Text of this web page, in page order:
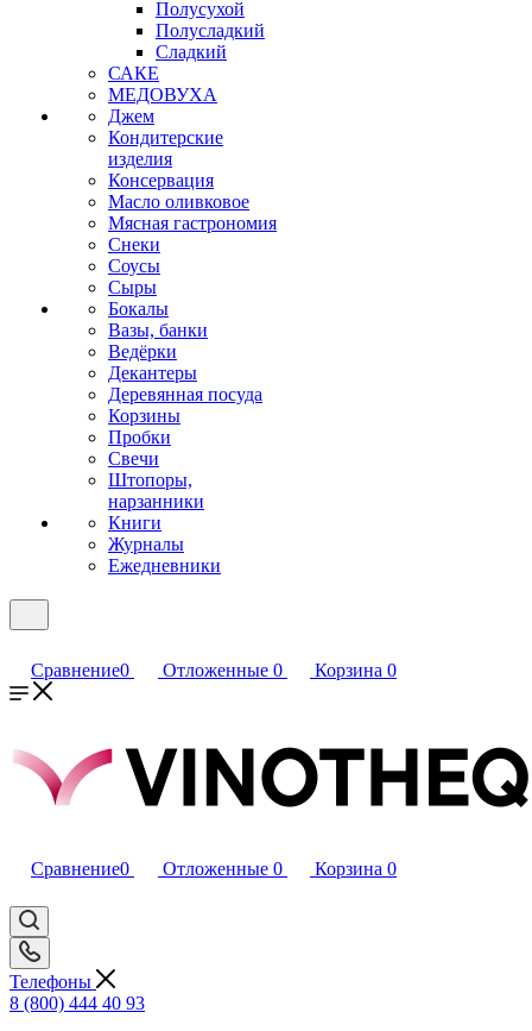
Полусухой
Полусладкий
Сладкий
САКЕ
МЕДОВУХА
Джем
Кондитерские
изделия
Консервация
Масло оливковое
Мясная гастрономия
Снеки
Соусы
Сыры
Бокалы
Вазы, банки
Ведёрки
Декантеры
Деревянная посуда
Корзины
Пробки
Свечи
Штопоры,
нарзанники
Книги
Журналы
Ежедневники
Сравнение0 Отложенные 0 Корзина 0
Сравнение0 Отложенные 0 Корзина 0
Телефоны
8 (800) 444 40 93